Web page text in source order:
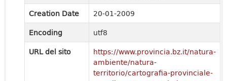
Creation Date
20-01-2009
Encoding
utf8
URL del sito
https://www.provincia.bz.it/natura-
ambiente/natura-
territorio/cartografia-provinciale-